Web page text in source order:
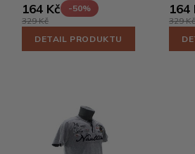
164 Kč
-50%
329 Kč
DETAIL PRODUKTU
164
329 Kč